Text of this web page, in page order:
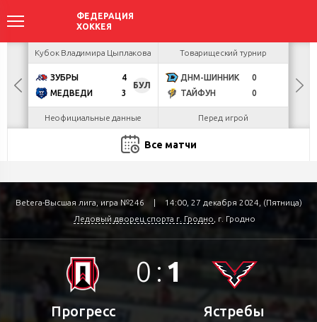
Кубок Владимира Цыплакова
ЗУБРЫ
4
МЕДВЕДИ
3
БУЛ
Неофициальные данные
Товарищеский турнир
ДНМ-ШИННИК
0
ТАЙФУН
0
Перед игрой
Все матчи
Betera-Высшая лига, игра №246 |
14:00, 27 декабря 2024, (Пятница)
Ледовый дворец спорта г. Гродно , г. Гродно
Прогресс
0 : 1
Ястребы